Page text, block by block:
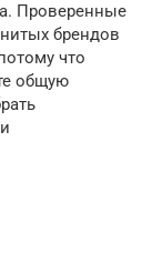
Проверенные
брендов
что
общую